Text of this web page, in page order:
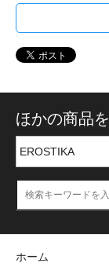
ほかの商品
ホーム